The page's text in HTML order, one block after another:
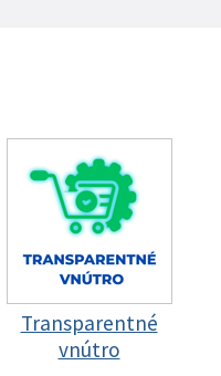
Transparentné
vnútro